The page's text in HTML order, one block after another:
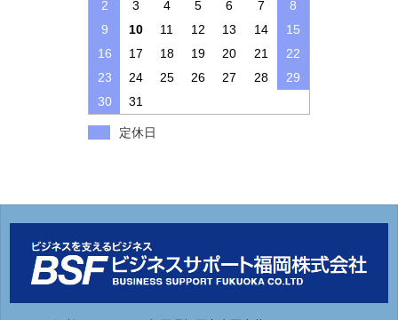
2
3 4 5 6 7
8
9
10 11 12 13 14
15
16
17 18 19 20 21
22
23
24 25 26 27 28
29
30
31
定休日